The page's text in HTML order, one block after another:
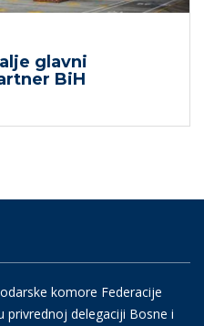
glavni
BiH
komore Federacije
privrednoj delegaciji Bosne i